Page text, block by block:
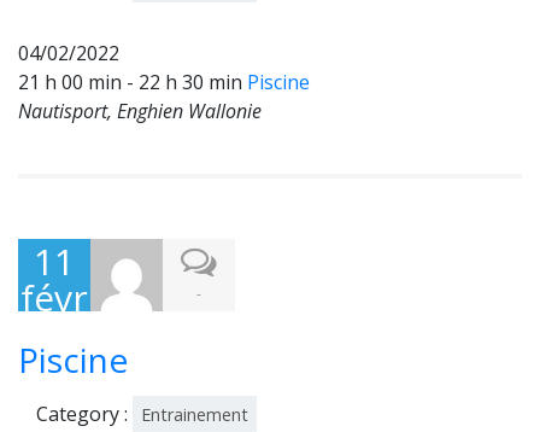
04/02/2022
21 h 00 min - 22 h 30 min Piscine
Nautisport, Enghien Wallonie
11
févr
202
2
-
Piscine
Category : Entrainement